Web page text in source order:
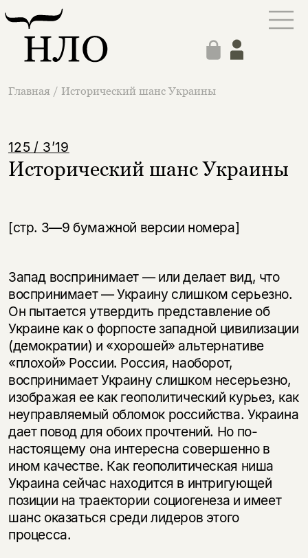
Главная / Исторический шанс Украины
125 / 3’19
Исторический шанс Украины
[стр. 3—9 бумажной версии номера]
Запад воспринимает — или делает вид, что
воспринимает — Украину слишком серьезно.
Он пытается утвердить представление об
Украине как о форпосте западной цивилизации
(демократии) и «хорошей» альтернативе
«плохой» России. Россия, наоборот,
воспринимает Украину слишком несерьезно,
изображая ее как геополитический курьез, как
неуправляемый обломок российства. Украина
дает повод для обоих прочтений. Но по-
настоящему она интересна совершенно в
ином качестве. Как геополитическая ниша
Украина сейчас находится в интригующей
позиции на траектории социогенеза и имеет
шанс оказаться среди лидеров этого
процесса.